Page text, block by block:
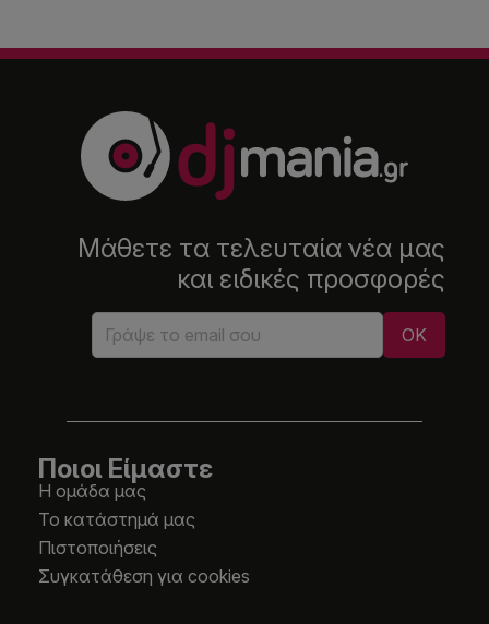
Μάθετε τα τελευταία νέα μας
και ειδικές προσφορές
Ποιοι Είμαστε
Η ομάδα μας
Το κατάστημά μας
Πιστοποιήσεις
Συγκατάθεση για cookies